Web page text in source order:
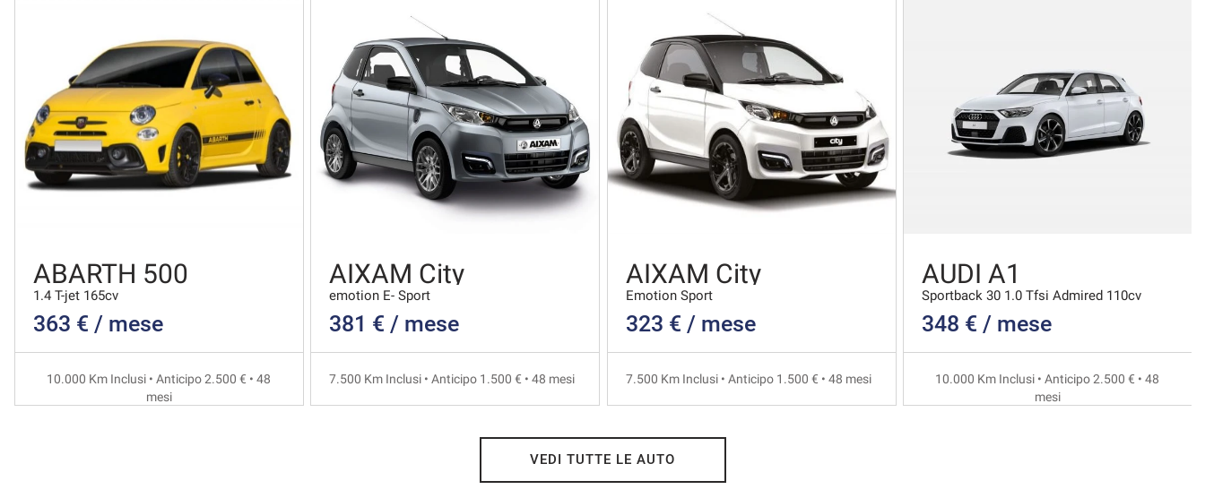
ABARTH 500
1.4 T-jet 165cv
363 € / mese
10.000 Km Inclusi • Anticipo 2.500 € • 48
mesi
AIXAM City
emotion E- Sport
381 € / mese
7.500 Km Inclusi • Anticipo 1.500 € • 48 mesi
AIXAM City
Emotion Sport
323 € / mese
7.500 Km Inclusi • Anticipo 1.500 € • 48 mesi
AUDI A1
Sportback 30 1.0 Tfsi Admired 110cv
348 € / mese
10.000 Km Inclusi • Anticipo 2.500 € • 48
mesi
VEDI TUTTE LE AUTO